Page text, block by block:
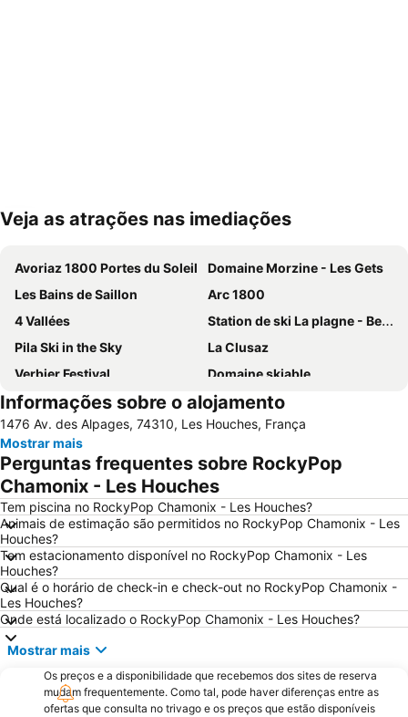
Ampliar mapa
Veja as atrações nas imediações
Avoriaz 1800 Portes du Soleil
Domaine Morzine - Les Gets
Les Bains de Saillon
Arc 1800
4 Vallées
Station de ski La plagne - Belle plagne
Pila Ski in the Sky
La Clusaz
Verbier Festival
Domaine skiable
Courmayeur Mont Blanc Funivie
Arêches-Beaufort
La Rosière
Les Portes du soleil
Centre Sportif
Les Houches -Prarion
Valle D'Aosta Festival
Cassino de Chamonix
Glaciar Mar de Gelo - Mer de Glace
Funivie del Monte Bianco
Terme di Pré
Labyrinthe Aventure
Informações sobre o alojamento
1476 Av. des Alpages, 74310, Les Houches, França
Mostrar mais
Perguntas frequentes sobre RockyPop
Chamonix - Les Houches
Tem piscina no RockyPop Chamonix - Les Houches?
Animais de estimação são permitidos no RockyPop Chamonix - Les
Houches?
Tem estacionamento disponível no RockyPop Chamonix - Les
Houches?
Qual é o horário de check-in e check-out no RockyPop Chamonix -
Les Houches?
Onde está localizado o RockyPop Chamonix - Les Houches?
Mostrar mais
Os preços e a disponibilidade que recebemos dos sites de reserva
mudam frequentemente. Como tal, pode haver diferenças entre as
ofertas que consulta no trivago e os preços que estão disponíveis